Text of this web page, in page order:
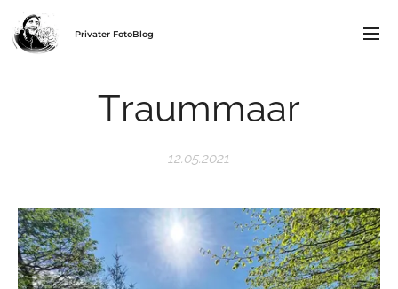
Privater FotoBlog
Traummaar
12.05.2021